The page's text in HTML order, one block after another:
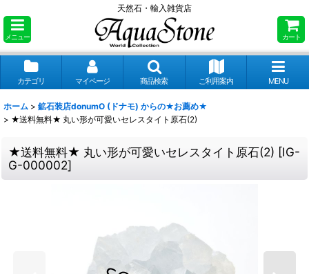
天然石・輸入雑貨店
メニュー カート
カテゴリ マイページ 商品検索 ご利用案内 MENU
ホーム > 鉱石装店donumO (ドナモ) からの★お薦め★
> ★送料無料★ 丸い形が可愛いセレスタイト原石(2)
★送料無料★ 丸い形が可愛いセレスタイト原石(2) [IG-
G-000002]